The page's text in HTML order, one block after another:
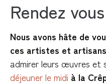
Rendez
Nous avons hâte de
ces artistes et
admirer leurs œuvres et
déjeuner le midi à la